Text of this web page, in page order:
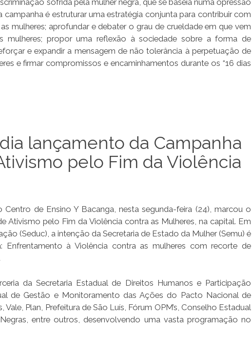
sofrida pela mulher negra, que se baseia numa opressão
é estruturar uma estratégia conjunta para contribuir com
mulheres; aprofundar e debater o grau de crueldade em que vem
propor uma reflexão à sociedade sobre a forma de
e expandir a mensagem de não tolerância à perpetuação de
e firmar compromissos e encaminhamentos durante os “16 dias
lançamento da Campanha
pelo Fim da Violência
Centro de Ensino Y Bacanga, nesta segunda-feira (24), marcou o
Ativismo pelo Fim da Violência contra as Mulheres, na capital. Em
(Seduc), a intenção da Secretaria de Estado da Mulher (Semu) é
Enfrentamento à Violência contra as mulheres com recorte de
da Secretaria Estadual de Direitos Humanos e Participação
de Gestão e Monitoramento das Ações do Pacto Nacional de
Plan, Prefeitura de São Luís, Fórum OPM’s, Conselho Estadual
entre outros, desenvolvendo uma vasta programação no